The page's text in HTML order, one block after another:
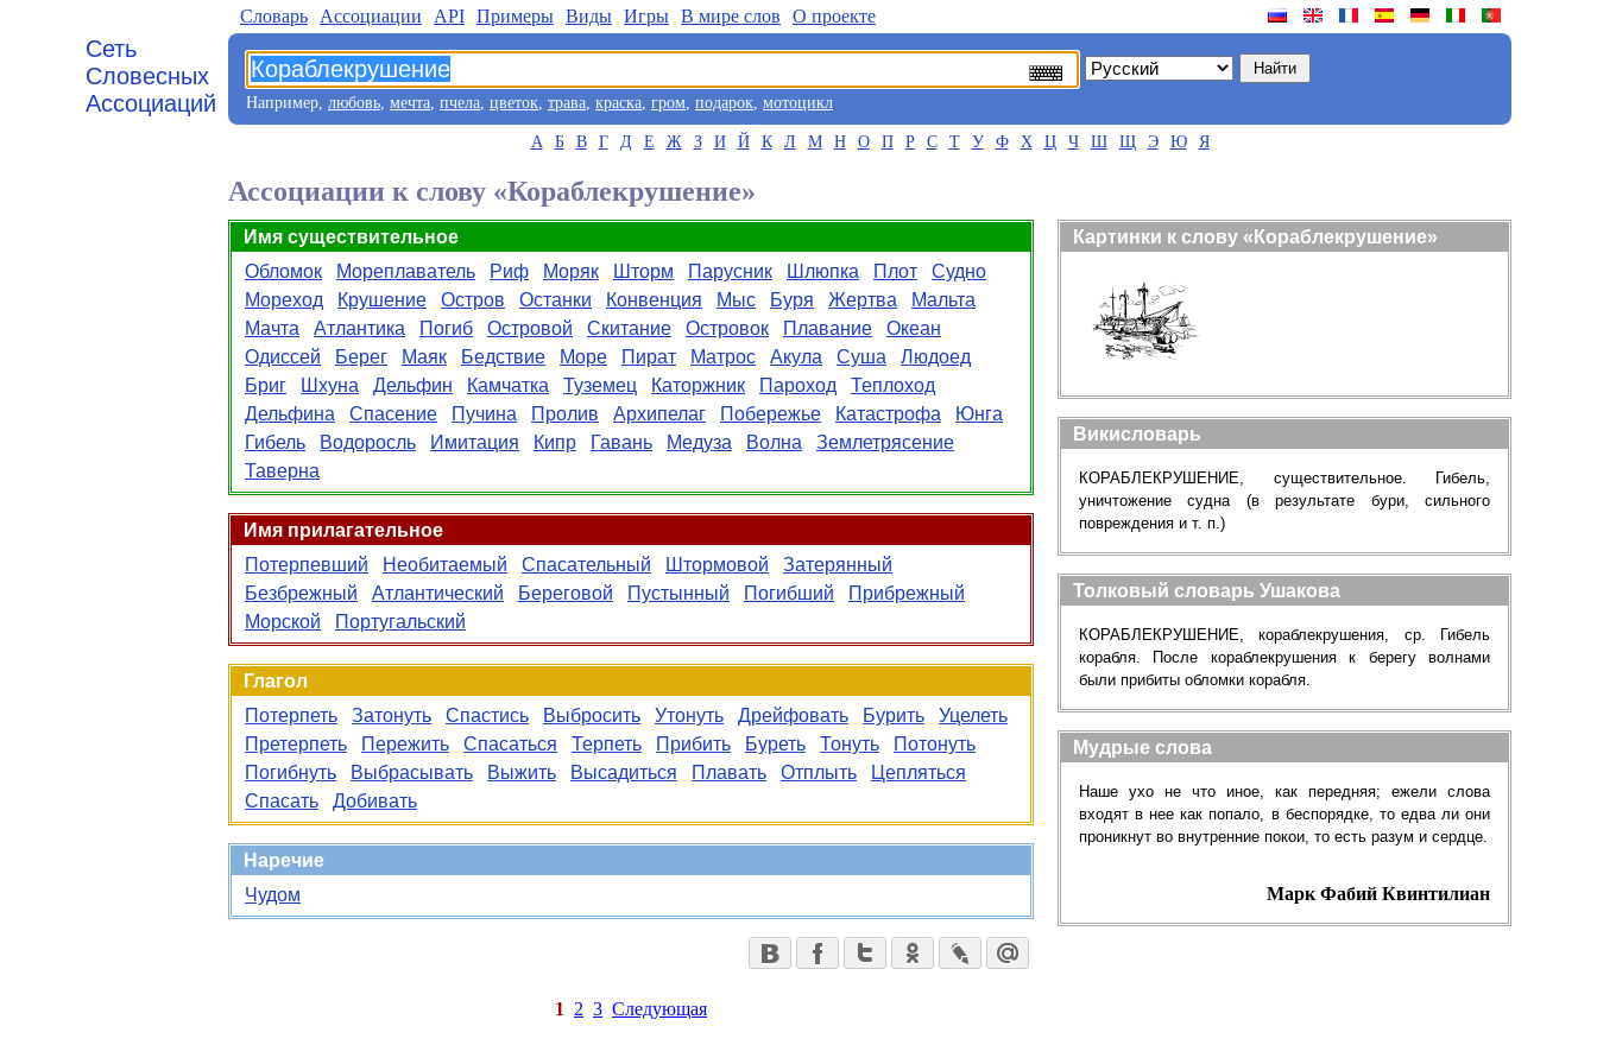
Сеть
Словесных
Ассоциаций
Словарь Aссоциации API Примеры Виды Игры В мире слов О проекте
Например, любовь, мечта, пчела, цветок, трава, краска, гром, подарок, мотоцикл
А Б В Г Д Е Ж З И Й К Л М Н О П Р С Т У Ф Х Ц Ч Ш Щ Э Ю Я
Ассоциации к слову «Кораблекрушение»
Имя существительное
Обломок
Мореплаватель Риф Моряк Шторм Парусник Шлюпка Плот
Судно
Мореход
Крушение Остров Останки Конвенция Мыс Буря Жертва
Мальта
Мачта
Атлантика Погиб Островой Скитание Островок Плавание
Океан
Одиссей
Берег Маяк Бедствие Море Пират Матрос Акула Суша
Людоед
Бриг
Шхуна Дельфин Камчатка Туземец Каторжник Пароход
Теплоход
Дельфина
Спасение Пучина Пролив Архипелаг Побережье Катастрофа
Юнга
Гибель
Водоросль Имитация Кипр Гавань Медуза Волна
Землетрясение
Таверна
Имя прилагательное
Потерпевший
Необитаемый Спасательный Штормовой
Затерянный
Безбрежный
Атлантический Береговой Пустынный Погибший
Прибрежный
Морской
Португальский
Глагол
Потерпеть
Затонуть Спастись Выбросить Утонуть Дрейфовать Бурить
Уцелеть
Претерпеть
Пережить Спасаться Терпеть Прибить Буреть Тонуть
Потонуть
Погибнуть
Выбрасывать Выжить Высадиться Плавать Отплыть
Цепляться
Спасать
Добивать
Наречие
Чудом
1 2 3 Следующая
Картинки к слову «Кораблекрушение»
Викисловарь
КОРАБЛЕКРУШЕНИЕ, существительное. Гибель,
уничтожение судна (в результате бури, сильного
повреждения и т. п.)
Толковый словарь Ушакова
КОРАБЛЕКРУШЕНИЕ, кораблекрушения, ср. Гибель
корабля. После кораблекрушения к берегу волнами
были прибиты обломки корабля.
Мудрые слова
Наше ухо не что иное, как передняя; ежели слова
входят в нее как попало, в беспорядке, то едва ли они
проникнут во внутренние покои, то есть разум и сердце.
Марк Фабий Квинтилиан